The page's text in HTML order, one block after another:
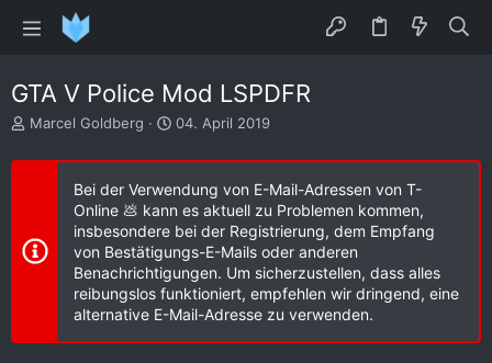
GTA V Police Mod LSPDFR
E
s
l
e
Marcel Goldberg
E
s
e
l
l
t
a
m
04. April 2019
Bei der Verwendung von E-Mail-Adressen von T-
Online 💩 kann es aktuell zu Problemen kommen,
insbesondere bei der Registrierung, dem Empfang
von Bestätigungs-E-Mails oder anderen
Benachrichtigungen. Um sicherzustellen, dass alles
reibungslos funktioniert, empfehlen wir dringend, eine
alternative E-Mail-Adresse zu verwenden.